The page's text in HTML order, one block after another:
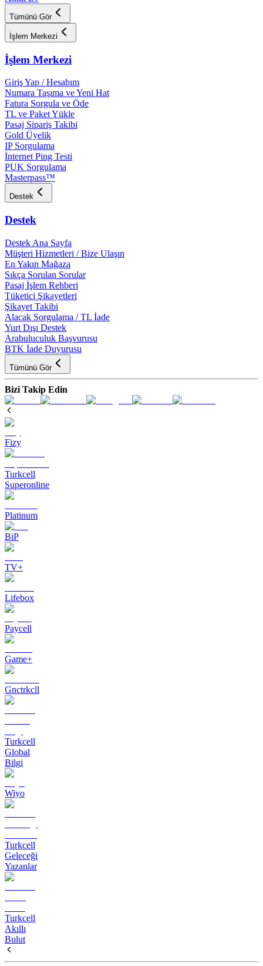
Tümünü Gör
İşlem Merkezi
İşlem Merkezi
Giriş Yap / Hesabım
Numara Taşıma ve Yeni Hat
Fatura Sorgula ve Öde
TL ve Paket Yükle
Pasaj Sipariş Takibi
Gold Üyelik
IP Sorgulama
İnternet Ping Testi
PUK Sorgulama
Masterpass™
Destek
Destek
Destek Ana Sayfa
Müşteri Hizmetleri / Bize Ulaşın
En Yakın Mağaza
Sıkça Sorulan Sorular
Pasaj İşlem Rehberi
Tüketici Şikayetleri
Şikayet Takibi
Alacak Sorgulama / TL İade
Yurt Dışı Destek
Arabuluculuk Başvurusu
BTK İade Duyurusu
Tümünü Gör
Bizi Takip Edin
Fizy
Turkcell
Superonline
Platinum
BiP
TV+
Lifebox
Paycell
Game+
Gnctrkcll
Turkcell
Global
Bilgi
Wiyo
Turkcell
Geleceği
Yazanlar
Turkcell
Akıllı
Bulut